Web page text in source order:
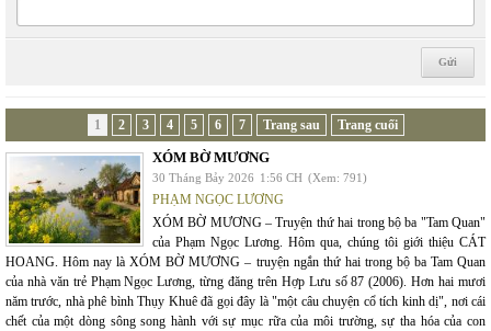
1 2 3 4 5 6 7 Trang sau Trang cuối
XÓM BỜ MƯƠNG
30 Tháng Bảy 2026 1:56 CH (Xem: 791)
PHẠM NGỌC LƯƠNG
XÓM BỜ MƯƠNG – Truyện thứ hai trong bộ ba "Tam Quan"
của Phạm Ngọc Lương. Hôm qua, chúng tôi giới thiệu CÁT
HOANG. Hôm nay là XÓM BỜ MƯƠNG – truyện ngắn thứ hai trong bộ ba Tam Quan
của nhà văn trẻ Phạm Ngọc Lương, từng đăng trên Hợp Lưu số 87 (2006). Hơn hai mươi
năm trước, nhà phê bình Thụy Khuê đã gọi đây là "một câu chuyện cổ tích kinh dị", nơi cái
chết của một dòng sông song hành với sự mục rữa của môi trường, sự tha hóa của con